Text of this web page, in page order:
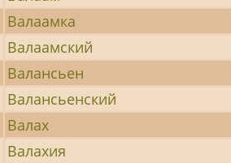
Валаамка
Валаамский
Валансьен
Валансьенский
Валах
Валахия